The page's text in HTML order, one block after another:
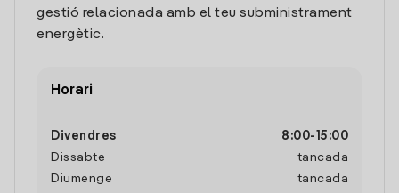
gestió relacionada amb el teu subministrament
energètic.
Horari
Divendres 8:00- 15:00
Dissabte
tancada
Diumenge
tancada